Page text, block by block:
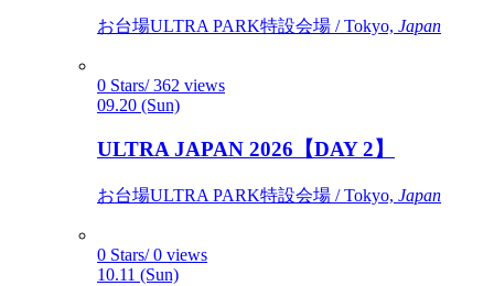
お台場ULTRA PARK特設会場 / Tokyo, Japan
0 Stars/ 362 views
09.20 (Sun)
ULTRA JAPAN 2026【DAY 2】
お台場ULTRA PARK特設会場 / Tokyo, Japan
0 Stars/ 0 views
10.11 (Sun)